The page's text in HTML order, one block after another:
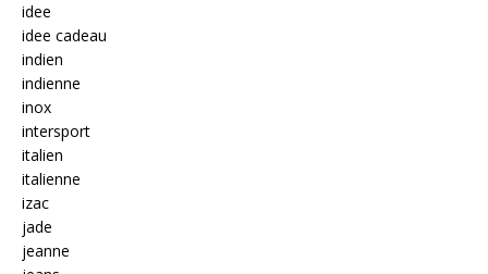
idee
idee cadeau
indien
indienne
inox
intersport
italien
italienne
izac
jade
jeanne